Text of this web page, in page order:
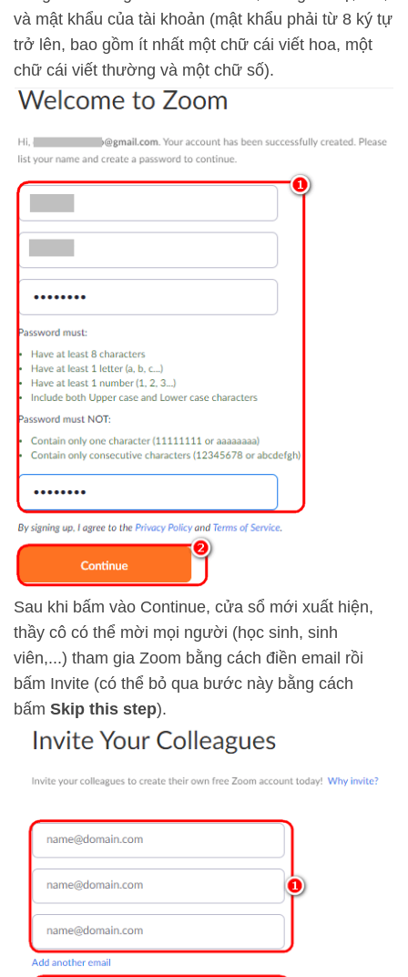
và mật khẩu của tài khoản (mật khẩu phải từ 8 ký tự
trở lên, bao gồm ít nhất một chữ cái viết hoa, một
chữ cái viết thường và một chữ số).
Sau khi bấm vào Continue, cửa sổ mới xuất hiện,
thầy cô có thể mời mọi người (học sinh, sinh
viên,...) tham gia Zoom bằng cách điền email rồi
bấm Invite (có thể bỏ qua bước này bằng cách
bấm Skip this step).